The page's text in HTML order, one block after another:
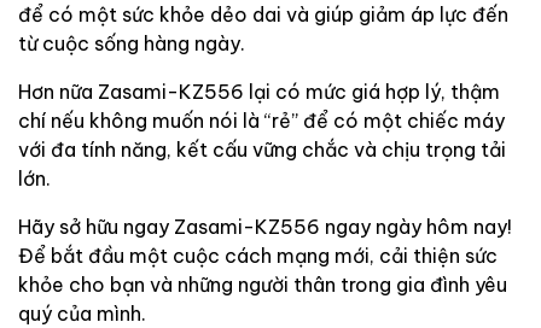
để có một sức khỏe dẻo dai và giúp giảm áp lực đến
từ cuộc sống hàng ngày.
Hơn nữa Zasami-KZ556 lại có mức giá hợp lý, thậm
chí nếu không muốn nói là “rẻ” để có một chiếc máy
với đa tính năng, kết cấu vững chắc và chịu trọng tải
lớn.
Hãy sở hữu ngay Zasami-KZ556 ngay ngày hôm nay!
Để bắt đầu một cuộc cách mạng mới, cải thiện sức
khỏe cho bạn và những người thân trong gia đình yêu
quý của mình.